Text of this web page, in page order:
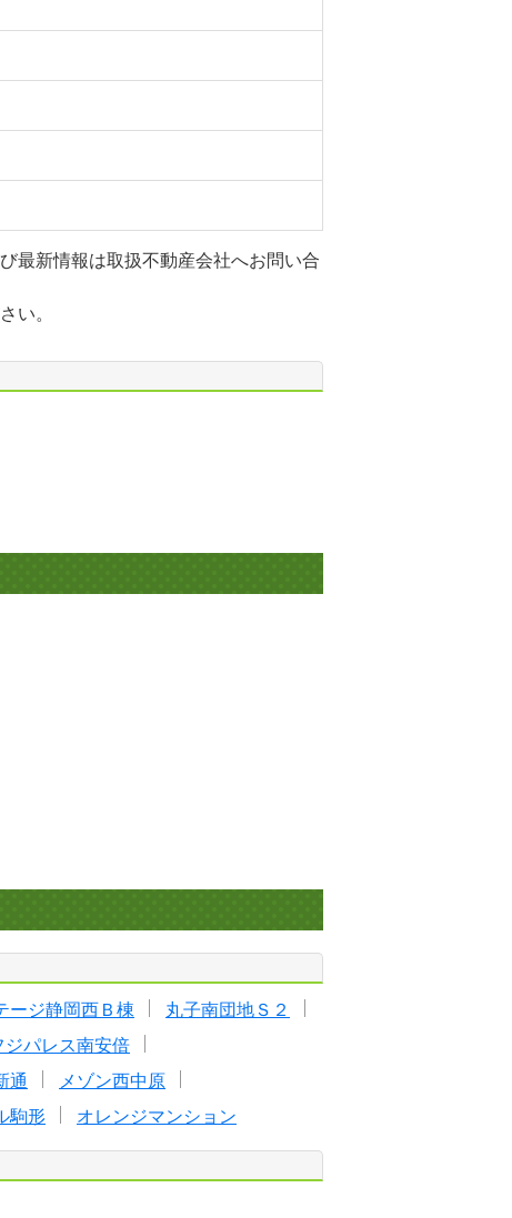
最新情報は取扱不動産会社へお問い合
い。
ージ静岡西Ｂ棟
丸子南団地Ｓ２
ジパレス南安倍
通
メゾン西中原
駒形 オレンジマンション